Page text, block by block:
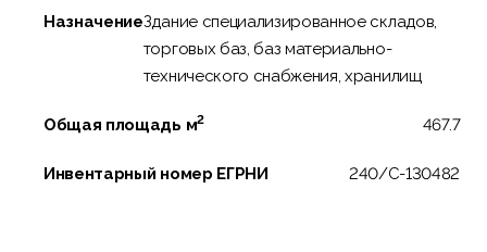
НазначениеЗдание специализированное складов,
торговых баз, баз материально-
технического снабжения, хранилищ
Общая площадь м2 467.7
Инвентарный номер ЕГРНИ 240/C-130482